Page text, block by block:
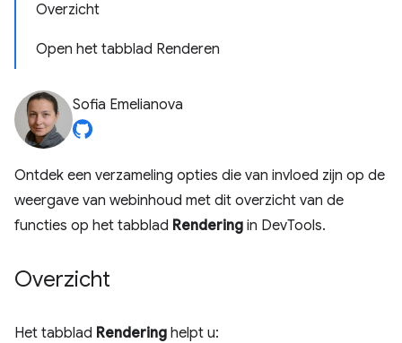
Overzicht
Open het tabblad Renderen
Sofia Emelianova
Ontdek een verzameling opties die van invloed zijn op de
weergave van webinhoud met dit overzicht van de
functies op het tabblad Rendering in DevTools.
Overzicht
Het tabblad Rendering helpt u: